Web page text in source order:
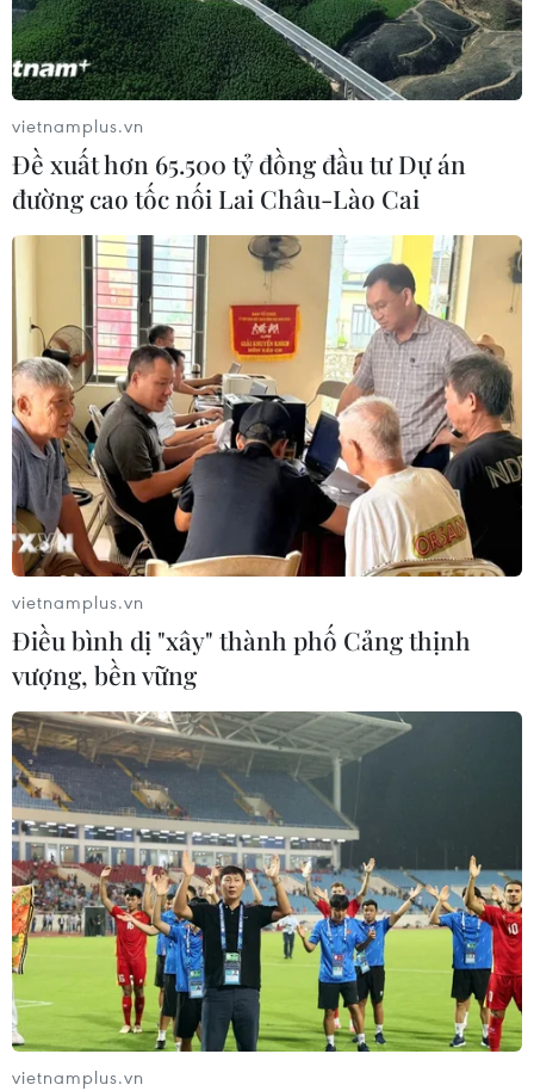
Kết thúc phiên giao dịch ngày
22/12, giá dầu ngọt nhẹ WTI của
Mỹ giao tháng 2/2024 giảm 33
xu Mỹ, hay 0,5%, xuống chốt
phiên cuối tuần ở mức 73,56
USD/thùng.
(TTXVN/Vietnam+)
#Exxon Mobil #Ngành dầu khí Mỹ
#sáp nhập
#Chevron Corp
#Occidental Petroleum
#thương vụ
#giá dầu thô
#Nhiên liệu hóa thạch
Mỹ
Theo dõi VietnamPlus
vietnamplus.vn
Đề xuất hơn 65.500 tỷ đồng đầu tư Dự án
đường cao tốc nối Lai Châu-Lào Cai
vietnamplus.vn
Điều bình dị "xây" thành phố Cảng thịnh
vượng, bền vững
vietnamplus.vn